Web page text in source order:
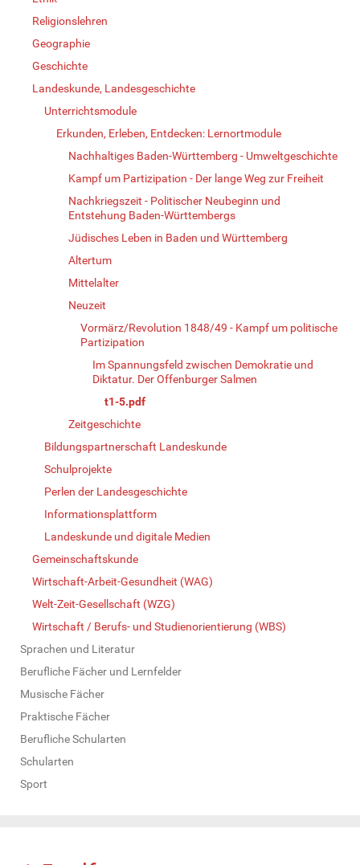
Religionslehren
Geographie
Geschichte
Landeskunde, Landesgeschichte
Unterrichtsmodule
Erkunden, Erleben, Entdecken: Lernortmodule
Nachhaltiges Baden-Württemberg - Umweltgeschichte
Kampf um Partizipation - Der lange Weg zur Freiheit
Nachkriegszeit - Politischer Neubeginn und
Entstehung Baden-Württembergs
Jüdisches Leben in Baden und Württemberg
Altertum
Mittelalter
Neuzeit
Vormärz/Revolution 1848/49 - Kampf um politische
Partizipation
Im Spannungsfeld zwischen Demokratie und
Diktatur. Der Offenburger Salmen
t1-5.pdf
Zeitgeschichte
Bildungspartnerschaft Landeskunde
Schulprojekte
Perlen der Landesgeschichte
Informationsplattform
Landeskunde und digitale Medien
Gemeinschaftskunde
Wirtschaft-Arbeit-Gesundheit (WAG)
Welt-Zeit-Gesellschaft (WZG)
Wirtschaft / Berufs- und Studienorientierung (WBS)
Sprachen und Literatur
Berufliche Fächer und Lernfelder
Musische Fächer
Praktische Fächer
Berufliche Schularten
Schularten
Sport